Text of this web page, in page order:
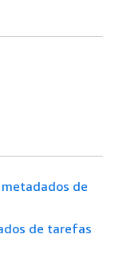
metadados de
de tarefas